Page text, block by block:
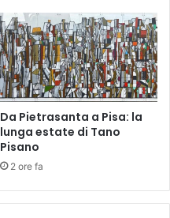
Da Pietrasanta a Pisa: la
lunga estate di Tano
Pisano
2 ore fa